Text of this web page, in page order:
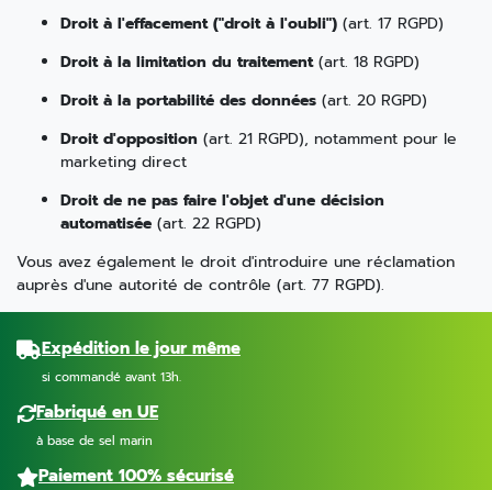
Droit à l'effacement ("droit à l'oubli") (art. 17 RGPD)
Droit à la limitation du traitement(art. 18 RGPD)
Droit à la portabilité des données (art. 20 RGPD)
Droit d'opposition (art. 21 RGPD), notamment pour le
marketing direct
Droit de ne pas faire l'objet d'une décision
automatisée (art. 22 RGPD)
Vous avez également le droit d'introduire une réclamation
auprès d'une autorité de contrôle (art. 77 RGPD).
Expédition le jour même
si commandé avant 13h.
Fabriqué en UE
à base de sel marin
Paiement 100% sécurisé